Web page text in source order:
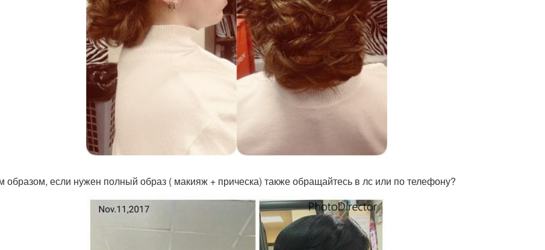
образом, если нужен полный образ ( макияж + прическа) также обращайтесь в лс или по телефону?